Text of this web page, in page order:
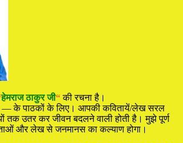
हेमराज ठाकुर जी“की रचना है।
— के पाठकों के लिए। आपकी कवितायें/लेख सरल
तक उतर कर जीवन बदलने वाली होती है। मुझे पूर्ण
और लेख से जनमानस का कल्याण होगा।